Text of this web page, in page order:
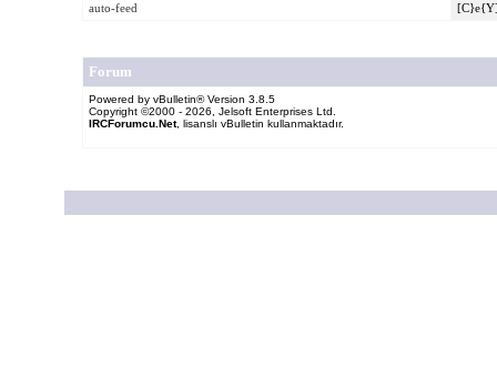
auto-feed
Forum
Powered by vBulletin® Version 3.8.5
Copyright ©2000 - 2026, Jelsoft Enterprises Ltd.
IRCForumcu.Net, lisanslı vBulletin kullanmaktadır.